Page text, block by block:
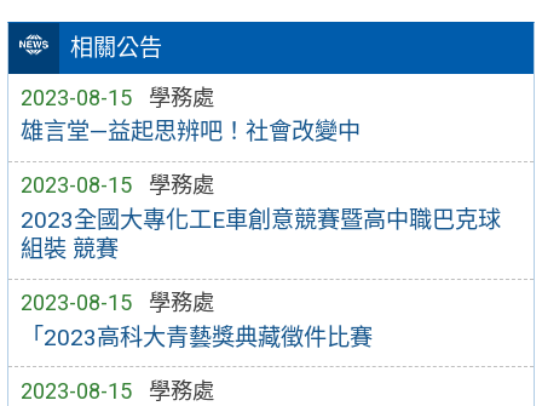
相關公告
2023-08-15 學務處
雄言堂—益起思辨吧！社會改變中
2023-08-15 學務處
2023全國大專化工E車創意競賽暨高中職巴克球
組裝 競賽
2023-08-15 學務處
「2023高科大青藝獎典藏徵件比賽
2023-08-15 學務處